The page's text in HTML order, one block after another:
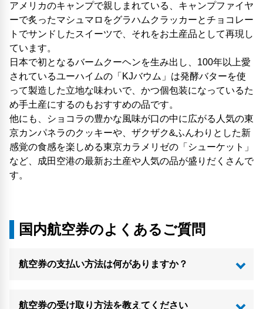
アメリカのキャンプで親しまれている、キャンプファイヤ
ーで炙ったマシュマロをグラハムクラッカーとチョコレー
トでサンドしたスイーツで、それをお土産品として再現し
ています。
日本で初となるバームクーヘンを生み出し、100年以上愛
されているユーハイムの「KJバウム」は発酵バターを使
って製造した立地な味わいで、かつ個包装になっているた
め手土産にするのもおすすめの品です。
他にも、ショコラの豊かな風味が口の中に広がる人気の東
京カンパネラのクッキーや、ザクザク&ふんわりとした新
感覚の食感を楽しめる東京カラメリゼの「シューケット」
など、成田空港の最新お土産や人気の品が盛りだくさんで
す。
国内航空券のよくあるご質問
航空券の支払い方法は何がありますか？
航空券の受け取り方法を教えてください